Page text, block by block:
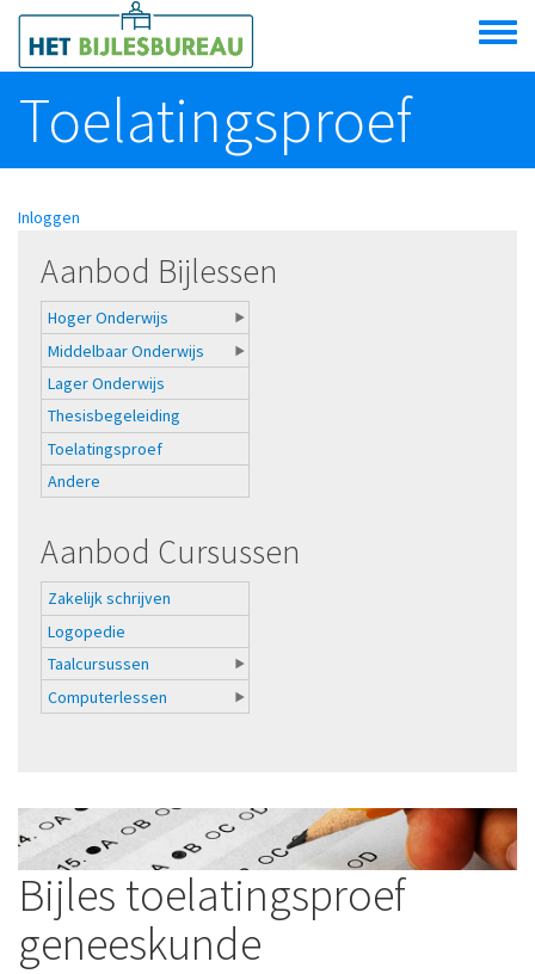
Overslaan en naar de algemene inhoud gaan
Toggle
menu
Toelatingsproef
Inloggen
Aanbod Bijlessen
Hoger Onderwijs
Middelbaar Onderwijs
Lager Onderwijs
Thesisbegeleiding
Toelatingsproef
Andere
Aanbod Cursussen
Zakelijk schrijven
Logopedie
Taalcursussen
Computerlessen
Bijles toelatingsproef
geneeskunde